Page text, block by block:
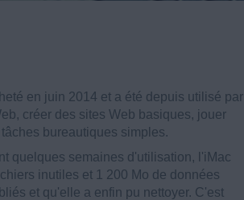
en juin 2014 et a été depuis utilisé par
créer des sites Web basiques, jouer
bureautiques simples.
quelques semaines d'utilisation, l'iMac
inutiles et 1 200 Mo de données
et qu'elle a enfin pu nettoyer. C'est